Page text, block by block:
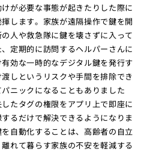
が必要な事態が起きたりした際に
します。家族が遠隔操作で鍵を開
人や救急隊に鍵を壊さずに入って
定期的に訪問するヘルパーさんに
効な一時的なデジタル鍵を発行す
しというリスクや手間を排除でき
ニックになることもありました
たタグの権限をアプリ上で即座に
るだけで解決できるようになりま
自動化することは、高齢者の自立
れて暮らす家族の不安を軽減する